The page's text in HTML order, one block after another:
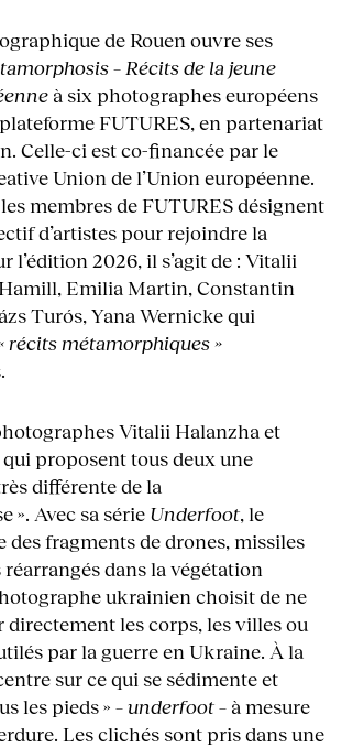
de Rouen ouvre ses
– Récits de la jeune
à six photographes européens
FUTURES, en partenariat
Celle-ci est co-financée par le
Union de l’Union européenne.
membres de FUTURES désignent
d’artistes pour rejoindre la
l’édition 2026, il s’agit de : Vitalii
Emilia Martin, Constantin
Turós, Yana Wernicke qui
récits métamorphiques »
Vitalii Halanzha et
proposent tous deux une
différente de la
». Avec sa série Underfoot, le
fragments de drones, missiles
dans la végétation
ukrainien choisit de ne
directement les corps, les villes ou
par la guerre en Ukraine. À la
sur ce qui se sédimente et
les pieds » –underfoot– à mesure
Les clichés sont pris dans une